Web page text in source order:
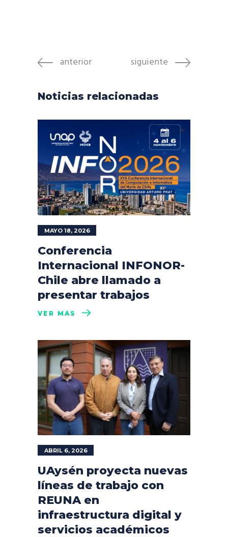
anterior siguiente
Noticias relacionadas
MAYO 18, 2026
Conferencia
Internacional INFONOR-
Chile abre llamado a
presentar trabajos
VER MÁS
ABRIL 6, 2026
UAysén proyecta nuevas
líneas de trabajo con
REUNA en
infraestructura digital y
servicios académicos